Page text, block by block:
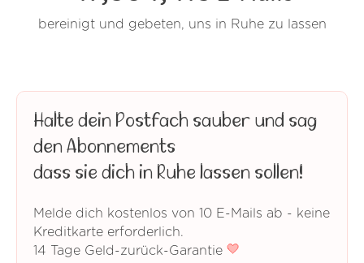
bereinigt und gebeten, uns in Ruhe zu lassen
Halte dein Postfach sauber und sag
den Abonnements
dass sie dich in Ruhe lassen sollen!
Melde dich kostenlos von 10 E-Mails ab - keine
Kreditkarte erforderlich.
14 Tage Geld-zurück-Garantie